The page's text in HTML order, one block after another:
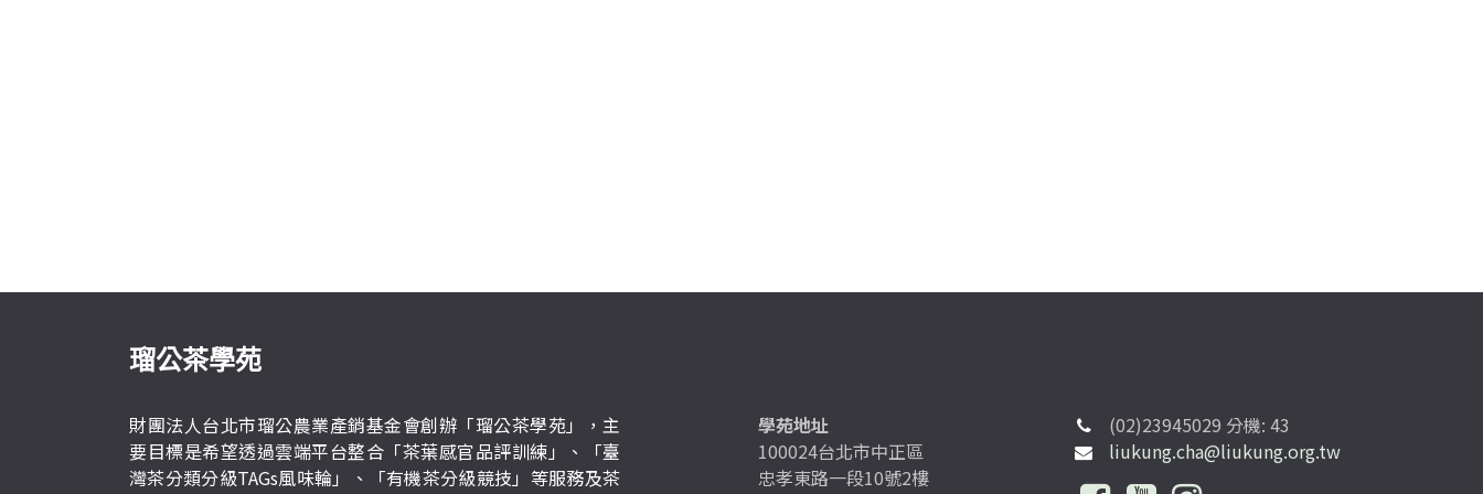
瑠公茶學苑
財團法人台北市瑠公農業產銷基金會創辦「瑠公茶學苑」，主
要目標是希望透過雲端平台整合「茶葉感官品評訓練」、「臺
灣茶分類分級TAGs風味輪」、「有機茶分級競技」等服務及茶
學苑地址
100024台北市中正區
忠孝東路一段10號2樓
(02)23945029 分機: 43
liukung.cha@liukung.org.tw